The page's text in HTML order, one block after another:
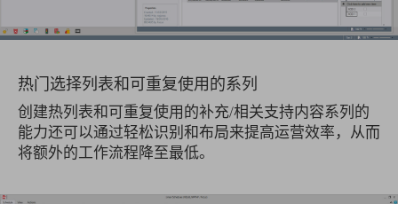
热门选择列表和可重复使用的系列
创建热列表和可重复使用的补充/相关支持内容系列的
能力还可以通过轻松识别和布局来提高运营效率，从而
将额外的工作流程降至最低。